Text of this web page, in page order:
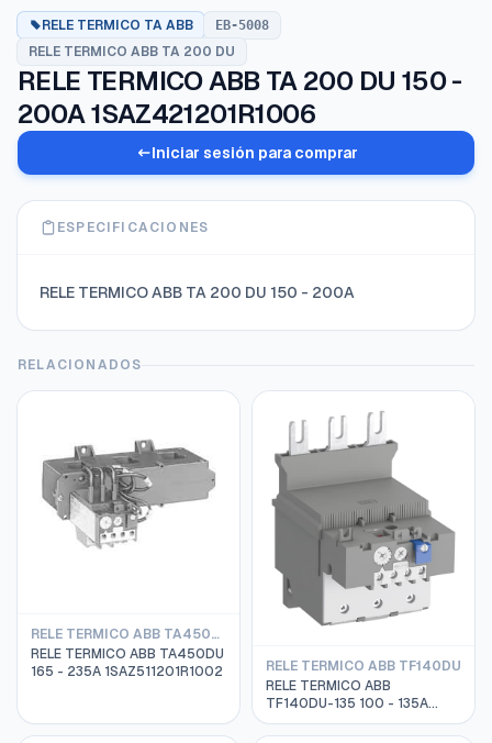
RELE TERMICO TA ABB EB-5008
RELE TERMICO ABB TA 200 DU
RELE TERMICO ABB TA 200 DU 150 -
200A 1SAZ421201R1006
Iniciar sesión para comprar
ESPECIFICACIONES
RELE TERMICO ABB TA 200 DU 150 - 200A
RELACIONADOS
RELE TERMICO ABB TA450DU
RELE TERMICO ABB TA450DU
165 - 235A 1SAZ511201R1002
RELE TERMICO ABB TF140DU
RELE TERMICO ABB
TF140DU-135 100 - 135A
1SAZ431201R1003